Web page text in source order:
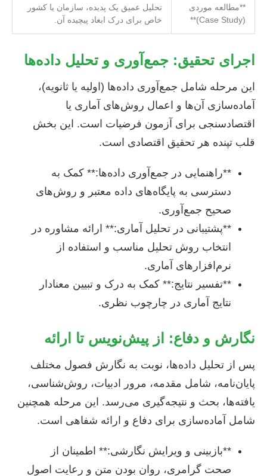
**مطالعه موردی
(Case Study)**
تحلیل عمیق یک پدیده، سازمان یا کشور
خاص برای درک ابعاد پیچیده آن.
اجرای تحقیق: جمع‌آوری و تحلیل داده‌ها
این مرحله شامل جمع‌آوری داده‌ها (اولیه یا ثانویه)،
آماده‌سازی آن‌ها و اعمال روش‌های آماری یا
اقتصادسنجی برای آزمون فرضیات است. این بخش
قلب تپنده هر تحقیق اقتصادی است.
**راهنمایی در جمع‌آوری داده‌ها:** کمک به
دسترسی به پایگاه‌های داده معتبر و روش‌های
صحیح جمع‌آوری.
**پشتیبانی در تحلیل آماری:** ارائه مشاوره در
انتخاب روش تحلیل مناسب و استفاده از
نرم‌افزارهای آماری.
**تفسیر نتایج:** کمک به درک و تبیین معنادار
نتایج آماری در چارچوب نظری.
نگارش و دفاع: از پیش‌نویس تا ارائه
پس از تحلیل داده‌ها، نوبت به نگارش فصول مختلف
پایان‌نامه، شامل مقدمه، مرور ادبیات، روش‌شناسی،
یافته‌ها، بحث و نتیجه‌گیری می‌رسد. این مرحله همچنین
شامل آماده‌سازی برای دفاع و ارائه شفاهی است.
**بازبینی و ویرایش نگارشی:** اطمینان از
صحت گرامری، روان بودن متن و رعایت اصول